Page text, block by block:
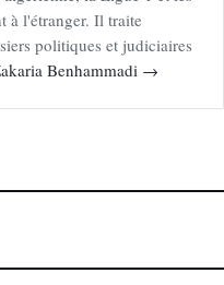
à l'étranger. Il traite
politiques et judiciaires
Benhammadi →